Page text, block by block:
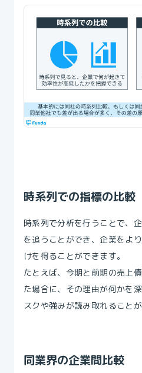
時系列での指標の比較
時系列で分析を行うことで、
を追うことができ、企業をよ
けを得ることができます。
たとえば、今期と前期の売上
た場合に、その理由が何かを
スクや強みが読み取れること
同業界の企業間比較